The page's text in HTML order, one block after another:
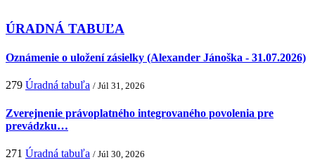
ÚRADNÁ TABUĽA
Oznámenie o uložení zásielky (Alexander Jánoška - 31.07.2026)
279 Úradná tabuľa / Júl 31, 2026
Zverejnenie právoplatného integrovaného povolenia pre
prevádzku…
271 Úradná tabuľa / Júl 30, 2026